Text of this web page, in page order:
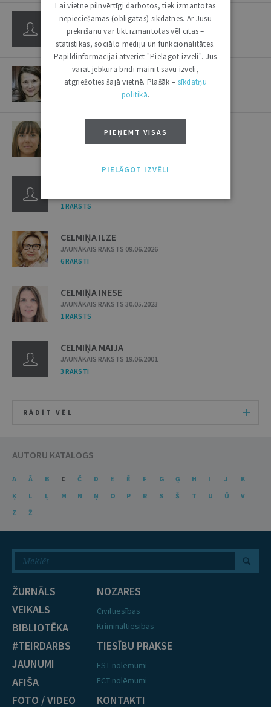
CEKULIŅŠ ARTŪRS
JAUNĀKAIS RAKSTS 14.02.2017
1 RAKSTS
CELMA DAINA
JAUNĀKAIS RAKSTS 27.12.2011
CELMA EVIJA
JAUNĀKAIS RAKSTS 06.10.2020
1 RAKSTS
CELMIŅA ILZE
JAUNĀKAIS RAKSTS 09.06.2026
6 RAKSTI
CELMIŅA INESE
JAUNĀKAIS RAKSTS 30.05.2023
1 RAKSTS
CELMIŅA MAIJA
JAUNĀKAIS RAKSTS 19.06.2001
3 RAKSTI
RĀDĪT VĒL
AUTORU KATALOGS
A Ā B C Č D E Ē F G Ģ H I J
K
Ķ
L Ļ M N Ņ O P R S Š T U Ū
V
Z
Ž
ŽURNĀLS
VEIKALS
BIBLIOTĒKA
#TEIRDARBS
JAUNUMI
AFIŠA
FOTO / VIDEO
NOZARES
Civiltiesības
Krimināltiesības
TIESĪBU PRAKSE
EST nolēmumi
ECT nolēmumi
KONTAKTI
Lai vietne pilnvērtīgi darbotos, tiek izmantotas
nepieciešamās (obligātās) sīkdatnes. Ar Jūsu
piekrišanu var tikt izmantotas vēl citas –
statistikas, sociālo mediju un funkcionalitātes.
Papildinformācijai atveriet "Pielāgot izvēli". Jūs
varat jebkurā brīdī mainīt savu izvēli,
atgriežoties šajā vietnē. Plašāk – sīkdatņu
politikā.
PIEŅEMT VISAS
PIELĀGOT IZVĒLI